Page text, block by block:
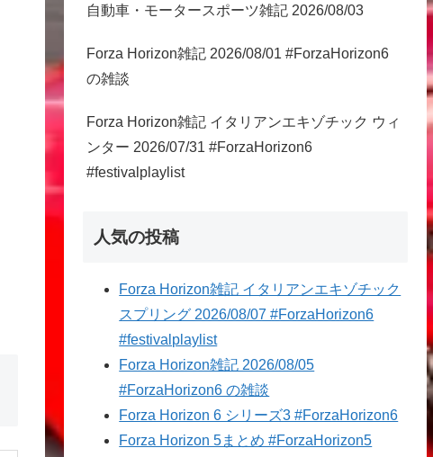
自動車・モータースポーツ雑記 2026/08/03
Forza Horizon雑記 2026/08/01 #ForzaHorizon6
の雑談
Forza Horizon雑記 イタリアンエキゾチック ウィ
ンター 2026/07/31 #ForzaHorizon6
#festivalplaylist
人気の投稿
Forza Horizon雑記 イタリアンエキゾチック
スプリング 2026/08/07 #ForzaHorizon6
#festivalplaylist
Forza Horizon雑記 2026/08/05
#ForzaHorizon6 の雑談
Forza Horizon 6 シリーズ3 #ForzaHorizon6
Forza Horizon 5まとめ #ForzaHorizon5